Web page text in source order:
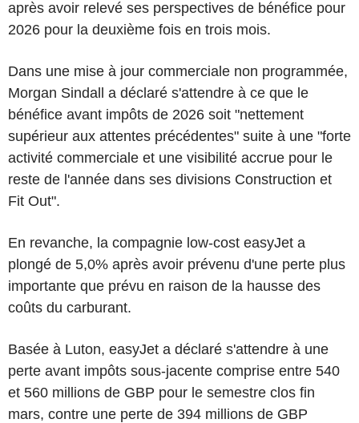
après avoir relevé ses perspectives de bénéfice pour
2026 pour la deuxième fois en trois mois.
Dans une mise à jour commerciale non programmée,
Morgan Sindall a déclaré s'attendre à ce que le
bénéfice avant impôts de 2026 soit "nettement
supérieur aux attentes précédentes" suite à une "forte
activité commerciale et une visibilité accrue pour le
reste de l'année dans ses divisions Construction et
Fit Out".
En revanche, la compagnie low-cost easyJet a
plongé de 5,0% après avoir prévenu d'une perte plus
importante que prévu en raison de la hausse des
coûts du carburant.
Basée à Luton, easyJet a déclaré s'attendre à une
perte avant impôts sous-jacente comprise entre 540
et 560 millions de GBP pour le semestre clos fin
mars, contre une perte de 394 millions de GBP